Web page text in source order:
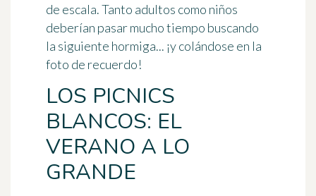
de escala. Tanto adultos como niños
deberían pasar mucho tiempo buscando
la siguiente hormiga... ¡y colándose en la
foto de recuerdo!
LOS PICNICS
BLANCOS: EL
VERANO A LO
GRANDE